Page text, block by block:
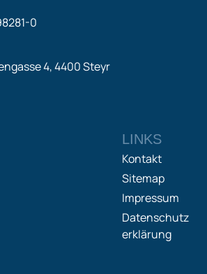
0
4, 4400 Steyr
LINKS
Kontakt
Sitemap
Impressum
Datenschutz
erklärung